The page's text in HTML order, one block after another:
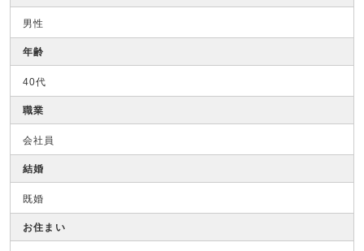
男性
年齢
40代
職業
会社員
結婚
既婚
お住まい